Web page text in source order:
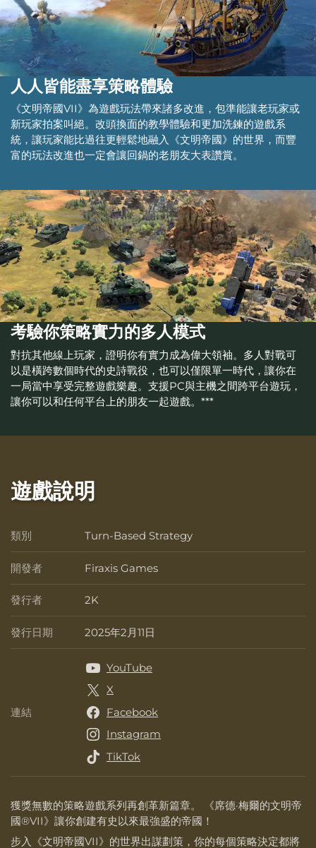
人人皆能盡享策略體驗
《文明帝國VII》為遊戲玩法帶來諸多改進，包準能讓老玩家或
新玩家拍案叫絕。改頭換面的教學體驗和更加洗鍊的遊戲系
統，讓玩家能比過往更輕鬆地融入《文明帝國》的世界，而豐
富的玩法改進也一定會讓回鍋的老朋友大表讚賞。
考驗你策略實力的多人模式
對抗其他線上玩家，證明你有實力成為偉大領袖。多人對戰可
以是橫跨數個時代的史詩戰役，也可以僅限單一時代，讓你在
一局當中享受完整遊戲樂趣。支援PC與主機之間跨平台遊玩，
讓你可以和任何平台上的朋友一起遊戲。***
遊戲說明
獲獎無數的策略遊戲系列再創革新篇章。 《席德·梅爾的文明帝
國®VII》讓你創建有史以來最強盛的帝國！
步入《文明帝國VII》的世界出謀劃策，你的每個策略決定都將
類別 類別
Turn-Based Strategy
開發者 開發者
Firaxis Games
發行者 發行者
2K
發行日期 發行日期
2025年2月11日
連結 連結
YouTube
X
Facebook
Instagram
TikTok